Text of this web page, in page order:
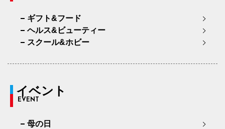
ギフト&フード
ヘルス&ビューティー
スクール&ホビー
イベント
EVENT
母の日